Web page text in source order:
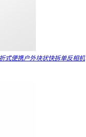
式便携户外块状快拆单反相机